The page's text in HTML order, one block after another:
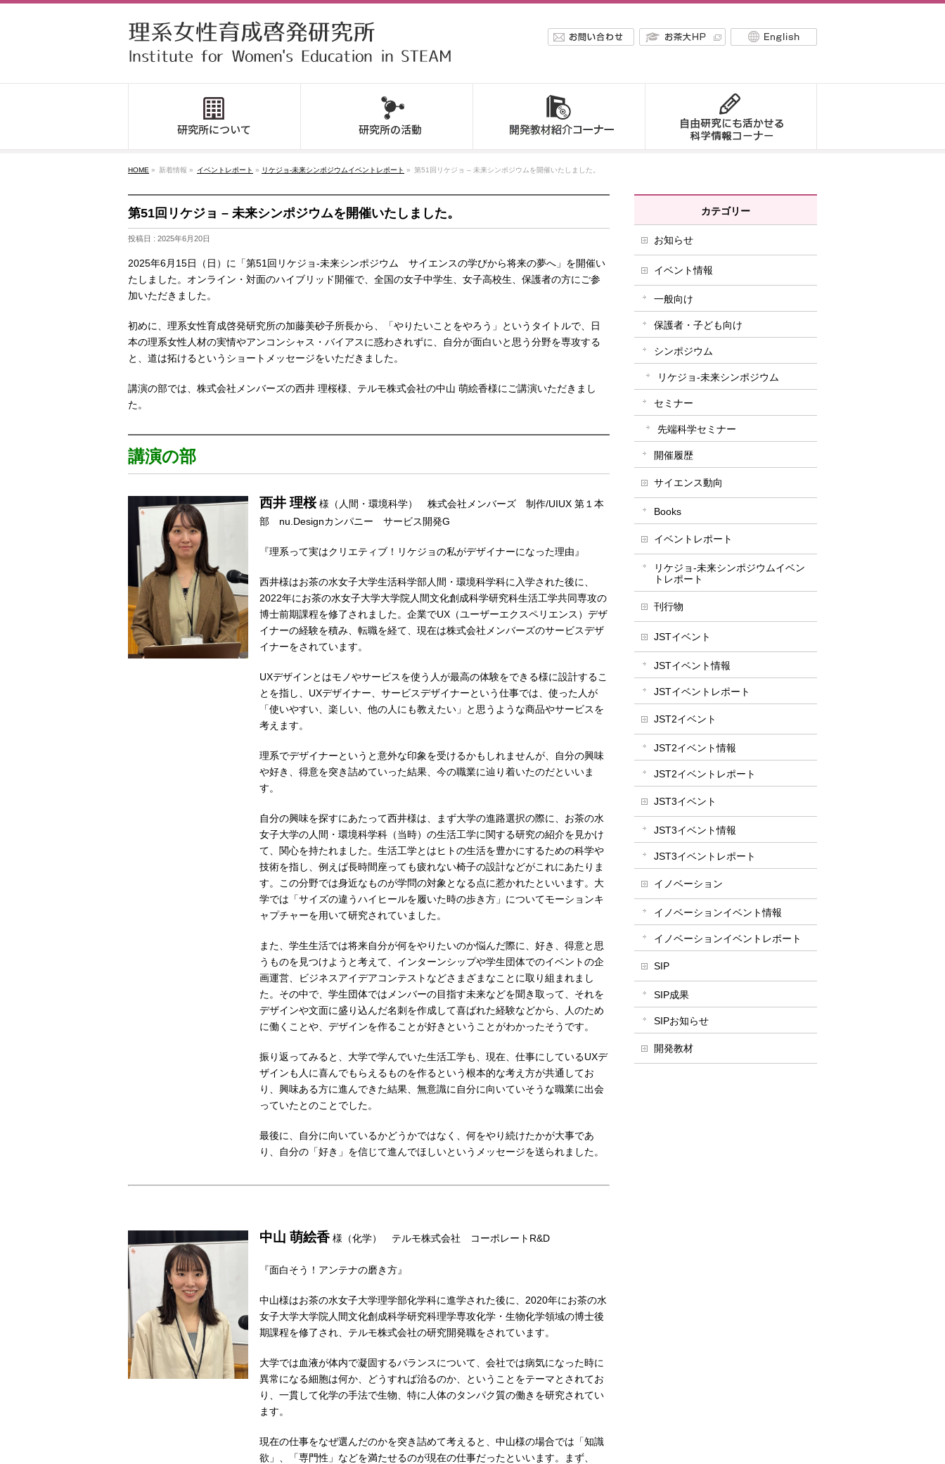
HOME » 新着情報 » イベントレポート » リケジョ-未来シンポジウムイベントレポート » 第51回リケジョ – 未来シンポジウムを開催いたしました。
第51回リケジョ – 未来シンポジウムを開催いたしました。
投稿日 : 2025年6月20日
2025年6月15日（日）に「第51回リケジョ-未来シンポジウム サイエンスの学びから将来の夢へ」を開催い
たしました。オンライン・対面のハイブリッド開催で、全国の女子中学生、女子高校生、保護者の方にご参
加いただきました。
初めに、理系女性育成啓発研究所の加藤美砂子所長から、「やりたいことをやろう」というタイトルで、日
本の理系女性人材の実情やアンコンシャス・バイアスに惑わされずに、自分が面白いと思う分野を専攻する
と、道は拓けるというショートメッセージをいただきました。
講演の部では、株式会社メンバーズの西井 理桜様、テルモ株式会社の中山 萌絵香様にご講演いただきまし
た。
講演の部
西井 理桜様（人間・環境科学） 株式会社メンバーズ 制作/UIUX 第１本
部 nu.Designカンパニー サービス開発G
『理系って実はクリエティブ！リケジョの私がデザイナーになった理由』
西井様はお茶の水女子大学生活科学部人間・環境科学科に入学された後に、
2022年にお茶の水女子大学大学院人間文化創成科学研究科生活工学共同専攻の
博士前期課程を修了されました。企業でUX（ユーザーエクスペリエンス）デザ
イナーの経験を積み、転職を経て、現在は株式会社メンバーズのサービスデザ
イナーをされています。
UXデザインとはモノやサービスを使う人が最高の体験をできる様に設計するこ
とを指し、UXデザイナー、サービスデザイナーという仕事では、使った人が
「使いやすい、楽しい、他の人にも教えたい」と思うような商品やサービスを
考えます。
理系でデザイナーというと意外な印象を受けるかもしれませんが、自分の興味
や好き、得意を突き詰めていった結果、今の職業に辿り着いたのだといいま
す。
自分の興味を探すにあたって西井様は、まず大学の進路選択の際に、お茶の水
女子大学の人間・環境科学科（当時）の生活工学に関する研究の紹介を見かけ
て、関心を持たれました。生活工学とはヒトの生活を豊かにするための科学や
技術を指し、例えば長時間座っても疲れない椅子の設計などがこれにあたりま
す。この分野では身近なものが学問の対象となる点に惹かれたといいます。大
学では「サイズの違うハイヒールを履いた時の歩き方」についてモーションキ
ャプチャーを用いて研究されていました。
また、学生生活では将来自分が何をやりたいのか悩んだ際に、好き、得意と思
うものを見つけようと考えて、インターンシップや学生団体でのイベントの企
画運営、ビジネスアイデアコンテストなどさまざまなことに取り組まれまし
た。その中で、学生団体ではメンバーの目指す未来などを聞き取って、それを
デザインや文面に盛り込んだ名刺を作成して喜ばれた経験などから、人のため
に働くことや、デザインを作ることが好きということがわかったそうです。
振り返ってみると、大学で学んでいた生活工学も、現在、仕事にしているUXデ
ザインも人に喜んでもらえるものを作るという根本的な考え方が共通してお
り、興味ある方に進んできた結果、無意識に自分に向いていそうな職業に出会
っていたとのことでした。
最後に、自分に向いているかどうかではなく、何をやり続けたかが大事であ
り、自分の「好き」を信じて進んでほしいというメッセージを送られました。
中山 萌絵香様（化学） テルモ株式会社 コーポレートR&D
『面白そう！アンテナの磨き方』
中山様はお茶の水女子大学理学部化学科に進学された後に、2020年にお茶の水
女子大学大学院人間文化創成科学研究科理学専攻化学・生物化学領域の博士後
期課程を修了され、テルモ株式会社の研究開発職をされています。
大学では血液が体内で凝固するバランスについて、会社では病気になった時に
異常になる細胞は何か、どうすれば治るのか、ということをテーマとされてお
り、一貫して化学の手法で生物、特に人体のタンパク質の働きを研究されてい
ます。
現在の仕事をなぜ選んだのかを突き詰めて考えると、中山様の場合では「知識
欲」、「専門性」などを満たせるのが現在の仕事だったといいます。まず、
カテゴリー
お知らせ
イベント情報
一般向け
保護者・子ども向け
シンポジウム
リケジョ-未来シンポジウム
セミナー
先端科学セミナー
開催履歴
サイエンス動向
Books
イベントレポート
リケジョ-未来シンポジウムイベン
トレポート
刊行物
JSTイベント
JSTイベント情報
JSTイベントレポート
JST2イベント
JST2イベント情報
JST2イベントレポート
JST3イベント
JST3イベント情報
JST3イベントレポート
イノベーション
イノベーションイベント情報
イノベーションイベントレポート
SIP
SIP成果
SIPお知らせ
開発教材